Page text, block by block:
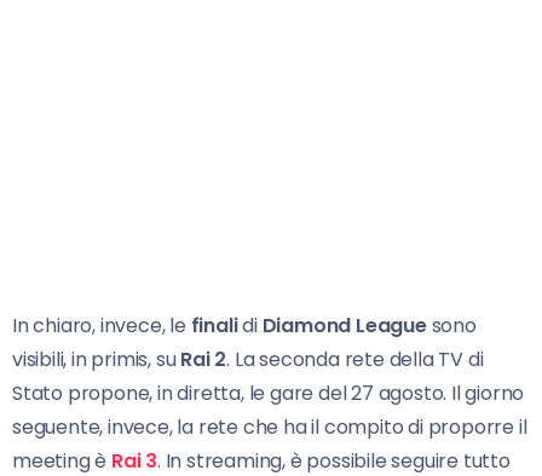
In chiaro, invece, le finalidi Diamond Leaguesono
visibili, in primis, suRai 2. La seconda rete della TV di
Stato propone, in diretta, le gare del 27 agosto. Il giorno
seguente, invece, la rete che ha il compito di proporre il
meeting è Rai 3. In streaming, è possibile seguire tutto